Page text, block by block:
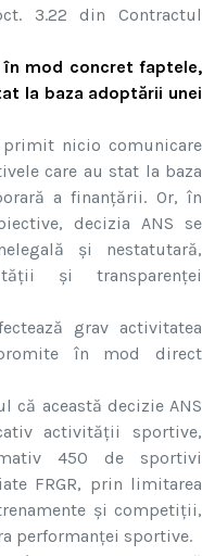
3.22 din Contractul
în mod concret faptele,
la baza adoptării unei
primit nicio comunicare
care au stat la baza
a finanțării. Or, în
decizia ANS se
și nestatutară,
și transparenței
grav activitatea
în mod direct
că această decizie ANS
activității sportive,
450 de sportivi
FRGR, prin limitarea
și competiții,
performanței sportive.